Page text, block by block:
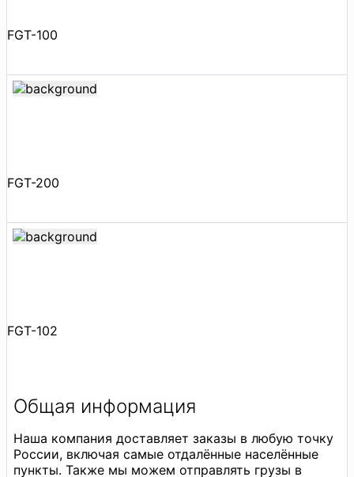
FGT-100
FGT-200
FGT-102